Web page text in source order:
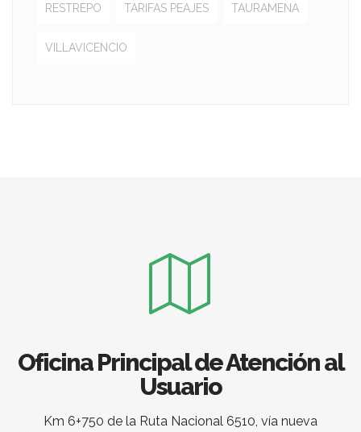
RESTREPO TARIFAS PEAJES TAURAMENA
VILLAVICENCIO
Oficina Principal de Atención al
Usuario
Km 6+750 de la Ruta Nacional 6510, vía nueva